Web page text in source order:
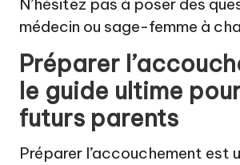
N’hésitez pas à poser des
médecin ou sage-femme à
Préparer
le guide ultime
futurs parents
Préparer l’accouchement est